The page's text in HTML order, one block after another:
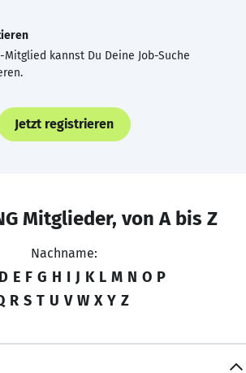
kannst Du Deine Job-Suche
Jetzt registrieren
Mitglieder, von A bis Z
Nachname:
D E F G H I J K L M N O P
R S T U V W X Y Z